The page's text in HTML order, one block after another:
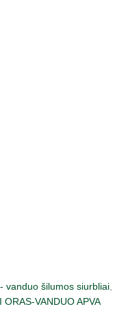
vanduo šilumos siurbliai,
VANDUO APVA